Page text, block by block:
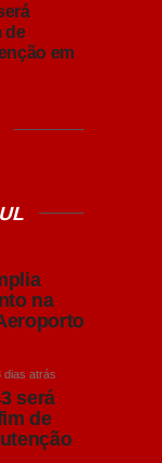
de
em
na
dias atrás
será
de